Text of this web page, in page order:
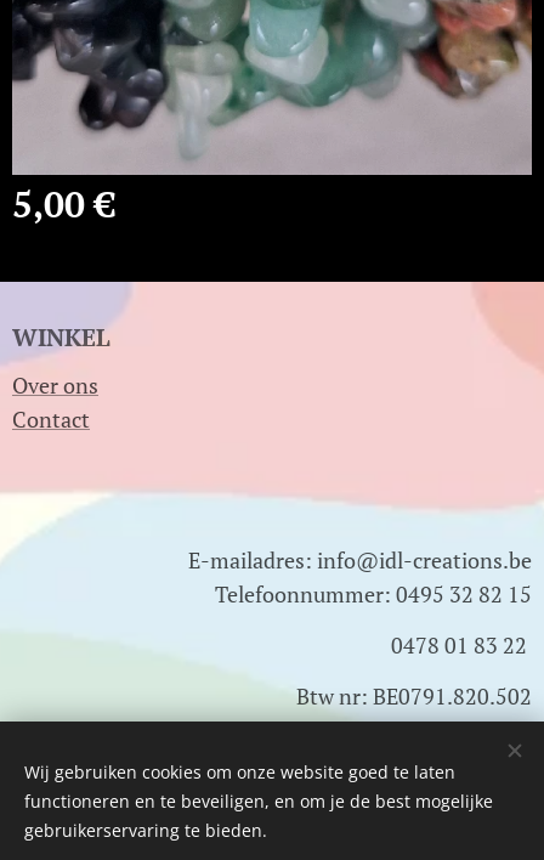
5,00€
WINKEL
Over ons
Contact
E-mailadres: info@idl-creations.be
Telefoonnummer: 0495 32 82 15
0478 01 83 22
Btw nr: BE0791.820.502
Cookies
Wij gebruiken cookies om onze website goed te laten
functioneren en te beveiligen, en om je de best mogelijke
gebruikerservaring te bieden.